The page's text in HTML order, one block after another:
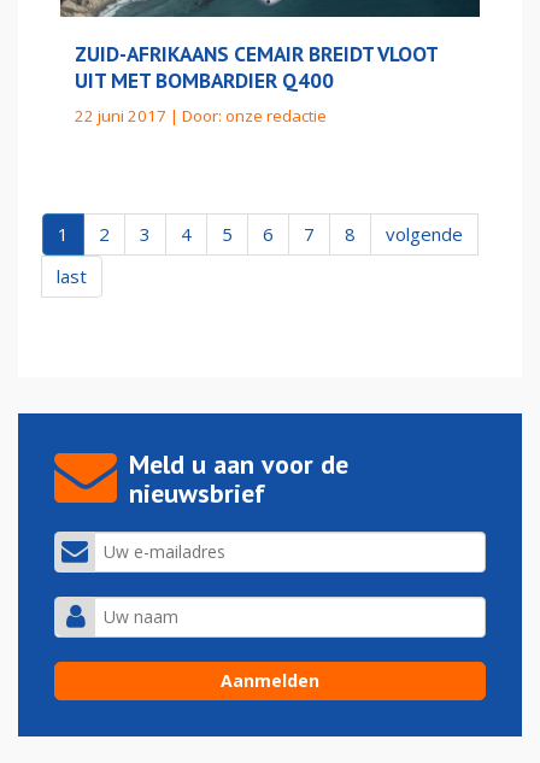
ZUID-AFRIKAANS CEMAIR BREIDT VLOOT
UIT MET BOMBARDIER Q400
22 juni 2017 | Door: onze redactie
1 2 3 4 5 6 7 8
volgende
last
Meld u aan voor de
nieuwsbrief